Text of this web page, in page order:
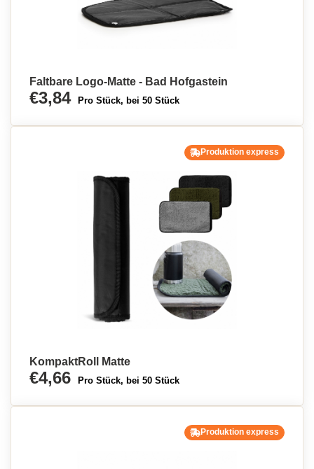
Faltbare Logo-Matte - Bad Hofgastein
€3,84 Pro Stück, bei 50 Stück
Produktion express
KompaktRoll Matte
€4,66 Pro Stück, bei 50 Stück
Produktion express